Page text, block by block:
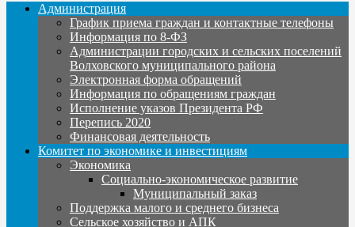
Администрация
График приема граждан и контактные телефоны
Информация по 8-ФЗ
Администрации городских и сельских поселений
Волховского муниципального района
Электронная форма обращений
Информация по обращениям граждан
Исполнение указов Президента РФ
Перепись 2020
Финансовая деятельность
Комитет по экономике и инвестициям
Экономика
Социально-экономическое развитие
Муниципальный заказ
Поддержка малого и среднего бизнеса
Сельское хозяйство и АПК